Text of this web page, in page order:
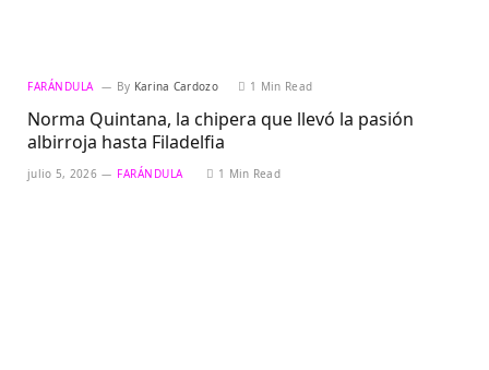
FARÁNDULA By Karina Cardozo 1 Min Read
Norma Quintana, la chipera que llevó la pasión
albirroja hasta Filadelfia
julio 5, 2026 FARÁNDULA 1 Min Read